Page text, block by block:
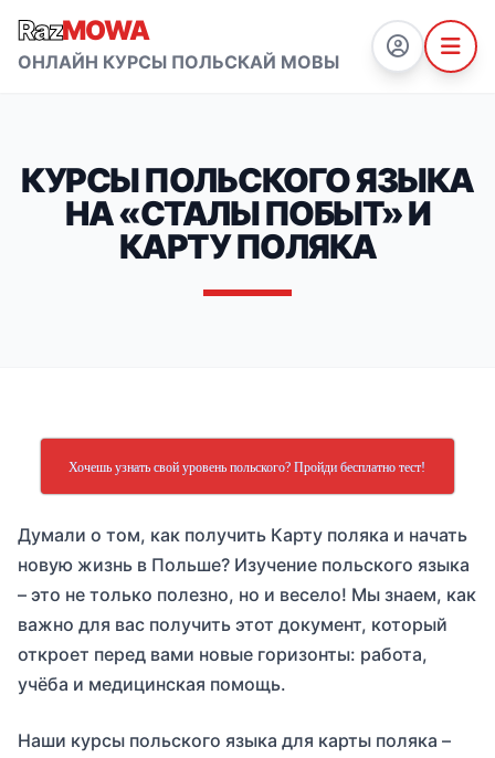
RazMOWA
ОНЛАЙН КУРСЫ ПОЛЬСКАЙ МОВЫ
КУРСЫ ПОЛЬСКОГО ЯЗЫКА
НА «СТАЛЫ ПОБЫТ» И
КАРТУ ПОЛЯКА
Хочешь узнать свой уровень польского? Пройди бесплатно тест!
Думали о том, как получить Карту поляка и начать
новую жизнь в Польше? Изучение польского языка
– это не только полезно, но и весело! Мы знаем, как
важно для вас получить этот документ, который
откроет перед вами новые горизонты: работа,
учёба и медицинская помощь.
Наши курсы польского языка для карты поляка –